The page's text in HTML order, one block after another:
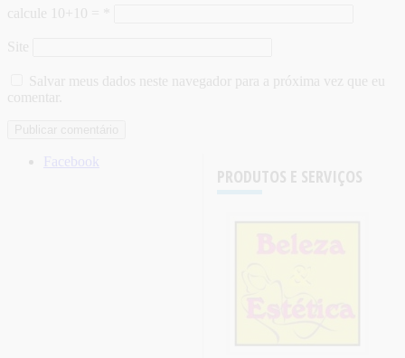
calcule 10+10 =
Site
Salvar meus dados neste navegador para a próxima vez que eu
comentar.
PRODUTOS E SERVIÇOS
Facebook